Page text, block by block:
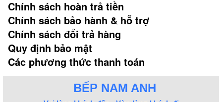
Chính sách hoàn trả tiền
Chính sách bảo hành & hỗ trợ
Chính sách đổi trả hàng
Quy định bảo mật
Các phương thức thanh toán
BẾP NAM ANH